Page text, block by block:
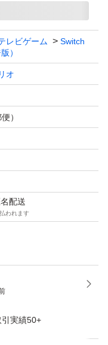
レビゲーム
Switch
）
オ
）
配送
われます
引実績50+